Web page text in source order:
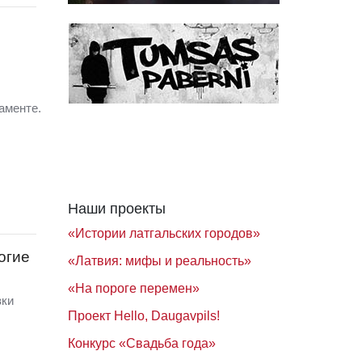
Наши проекты
«Истории латгальских городов»
«Латвия: мифы и реальность»
«На пороге перемен»
Проект Hello, Daugavpils!
Конкурс «Свадьба года»